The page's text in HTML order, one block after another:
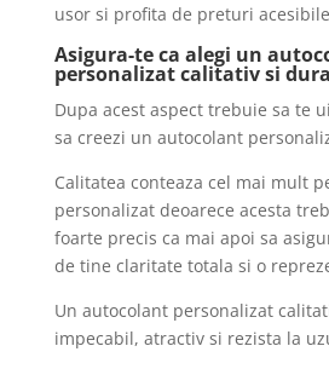
usor si profita de preturi
Asigura-te ca alegi un
personalizat calitativ si
Dupa acest aspect trebuie sa te
sa creezi un autocolant
Calitatea conteaza cel mai mult
personalizat deoarece acesta
foarte precis ca mai apoi sa
de tine claritate totala si o
Un autocolant personalizat
impecabil, atractiv si rezista la